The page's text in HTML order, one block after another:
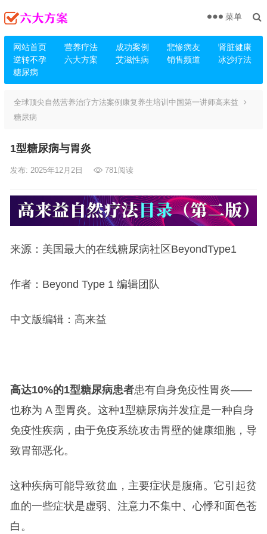
网站首页 营养疗法 成功案例 悲惨病友
肾脏健康
逆转不孕
六大方案 艾滋性病 销售频道
冰沙疗法
糖尿病
菜单
全球顶尖自然营养治疗方法案例康复养生培训中国第一讲师高来益
糖尿病
1型糖尿病与胃炎
发布: 2025年12月2日 781阅读
来源：美国最大的在线糖尿病社区BeyondType1
作者：Beyond Type 1 编辑团队
中文版编辑：高来益
高达10%的1型糖尿病患者患有自身免疫性胃炎——
也称为 A 型胃炎。这种1型糖尿病并发症是一种自身
免疫性疾病，由于免疫系统攻击胃壁的健康细胞，导
致胃部恶化。
这种疾病可能导致贫血，主要症状是腹痛。它引起贫
血的一些症状是虚弱、注意力不集中、心悸和面色苍
白。